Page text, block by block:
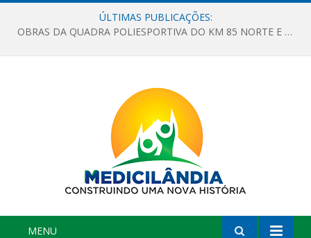
ÚLTIMAS PUBLICAÇÕES:
OBRAS DA QUADRA POLIESPORTIVA DO KM 85 NORTE E DA ESCOLA GASPAR VIANA AVANÇAM
MENU